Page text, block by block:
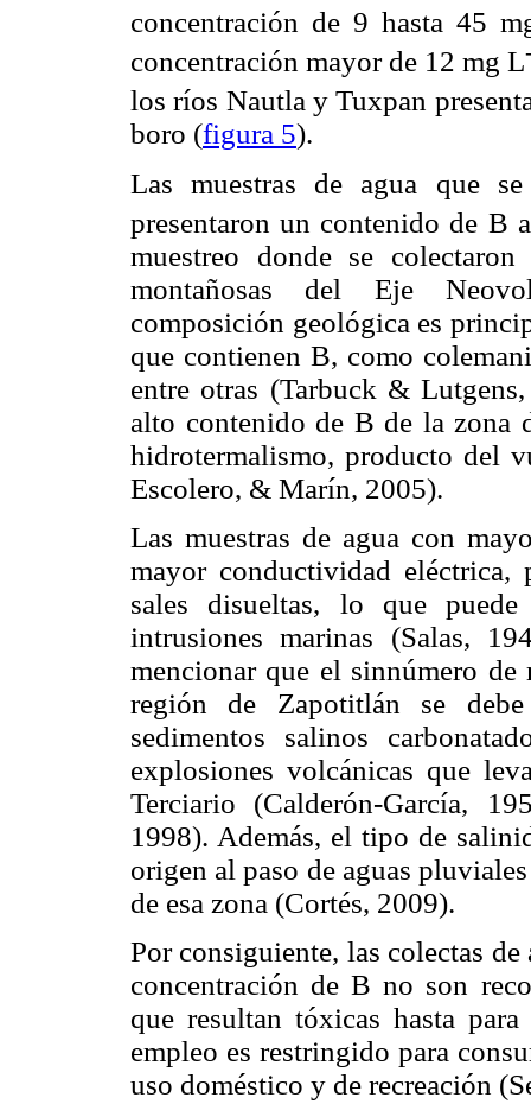
concentración de 9 hasta 45
concentración mayor de 12 mg L
los ríos Nautla y Tuxpan
boro (figura 5).
Las muestras de agua que
presentaron un contenido de B
muestreo donde se
montañosas del Eje
composición geológica es
que contienen B, como
entre otras (Tarbuck &
alto contenido de B de la zona
hidrotermalismo, producto del
Escolero, & Marín, 2005).
Las muestras de agua con
mayor conductividad eléctrica,
sales disueltas, lo que
intrusiones marinas (Salas,
mencionar que el sinnúmero de
región de Zapotitlán se
sedimentos salinos
explosiones volcánicas que
Terciario (Calderón-García,
1998). Además, el tipo de
origen al paso de aguas
de esa zona (Cortés, 2009).
Por consiguiente, las colectas
concentración de B no son
que resultan tóxicas hasta
empleo es restringido para
uso doméstico y de recreación